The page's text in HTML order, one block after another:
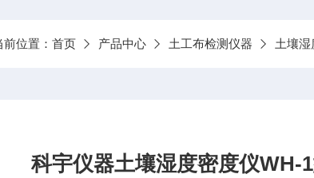
前位置： 首页 产品中心 土工布检测仪器 土壤湿
科宇仪器土壤湿度密度仪WH-